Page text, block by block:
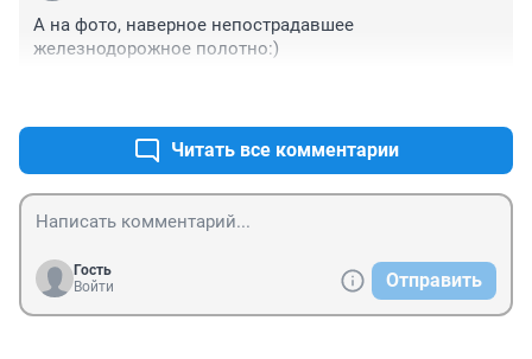
тот свет... чуть ли не сталкиваются... хотя если
задуматься - это же прямое нарушение ПДД... стояли
бы...может тогда бы задумались... пусть не о своей
жизни, так о жизни "без ног"... а еще эти бешеные
горящие глаза, как будто они получают дикий
адреналин в кровь - аааа.... проскочить... мысленно
А на фото, наверное непострадавшее
железнодорожное полотно:)
Читать все комментарии
Гость
Войти
Отправить